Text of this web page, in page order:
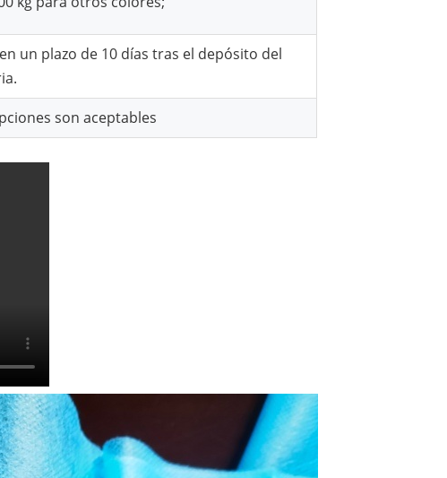
un plazo de 10 días tras el depósito del
son aceptables